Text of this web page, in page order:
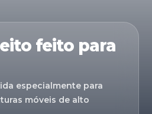
feito para
especialmente para
móveis de alto